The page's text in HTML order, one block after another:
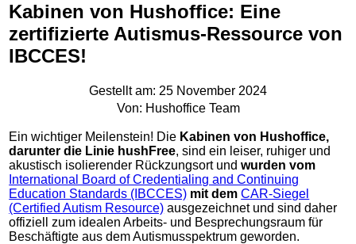
Kabinen von Hushoffice: Eine
zertifizierte Autismus-Ressource von
IBCCES!
Gestellt am: 25 November 2024
Von: Hushoffice Team
Ein wichtiger Meilenstein! Die Kabinen von Hushoffice,
darunter die Linie hushFree, sind ein leiser, ruhiger und
akustisch isolierender Rückzungsort undwurden vom
International Board of Credentialing and Continuing
Education Standards (IBCCES) mit demCAR-Siegel
(Certified Autism Resource) ausgezeichnet und sind daher
offiziell zum idealen Arbeits- und Besprechungsraum für
Beschäftigte aus dem Autismusspektrum geworden.